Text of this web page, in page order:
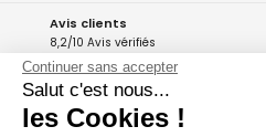
Avis clients
8,2/10 Avis vérifiés
L'Appli Phox
Continuer sans accepter
Salut c'est nous...
les Cookies !